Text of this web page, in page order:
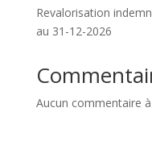
Revalorisation
au 31-12-2026
Aucun commentaire